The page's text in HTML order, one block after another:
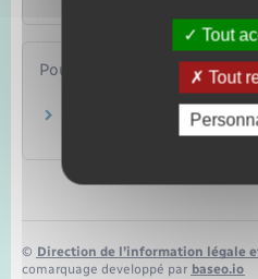
Pour en savoir plus
Fiscalité des actions
Ministère chargé de
© Direction de l’information légale
comarquage developpé par baseo.io
Tout
Tout